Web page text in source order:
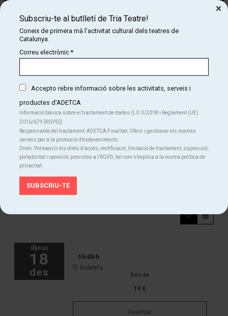
Inspirat en fets reals, l’espectacle EL DARRER VIATGE recrea les tres
setmanes de travessa per Europa que en Raúl va emprendre, amb el
seu marit mort al seient del costat, en plena pandèmia de COVID.
Una història d’amor apassionat i, al mateix temps, de solitud i de
desconsol davant l’absència.
dijous
18
des
19:00 h
Golem's
Des de
19 €
Finalitzat
Subscriu-te al butlletí de Tria Teatre!
Coneix de primera mà l'activitat cultural dels teatres de
Catalunya.
Correu electrònic*
Accepto rebre informació sobre les activitats, serveis i
productes d'ADETCA
Informació bàsica sobre el tractament de dades (LO 3/2018 i Reglament (UE)
2016/679 ]RGPD])
Responsable del tractament: ADETCA Finalitat: Oferir i gestionar els nostres
serveis per a la promoció d’esdeveniments.
Drets: Pot exercir els drets d’accés, rectificació, limitació de tractament, supressió,
portabilitat i oposició, previstos a l’RGPD, tal com s’explica a la nostra política de
privacitat.
×